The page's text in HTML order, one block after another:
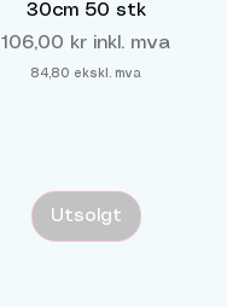
30cm 50 stk
Pris
106,00 kr inkl. mva
84,80 ekskl. mva
Utsolgt